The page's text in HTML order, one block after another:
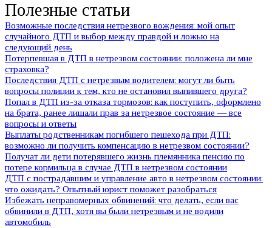
Полезные статьи
Возможные последствия нетрезвого вождения: мой опыт
случайного ДТП и выбор между правдой и ложью на
следующий день
Потерпевшая в ДТП в нетрезвом состоянии: положена ли мне
страховка?
Последствия ДТП с нетрезвым водителем: могут ли быть
вопросы полиции к тем, кто не остановил выпившего друга?
Попал в ДТП из-за отказа тормозов: как поступить, оформлено
на брата, ранее лишали прав за нетрезвое состояние — все
вопросы и ответы
Выплаты родственникам погибшего пешехода при ДТП:
возможно ли получить компенсацию в нетрезвом состоянии?
Получат ли дети потерявшего жизнь племянника пенсию по
потере кормильца в случае ДТП в нетрезвом состоянии
ДТП с пострадавшим и управление авто в нетрезвом состоянии:
что ожидать? Опытный юрист поможет разобраться
Избежать неправомерных обвинений: что делать, если вас
обвинили в ДТП, хотя вы были нетрезвым и не водили
автомобиль